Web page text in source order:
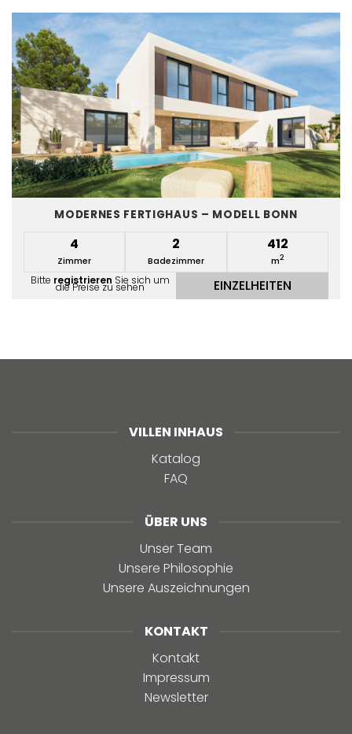
MODERNES FERTIGHAUS – MODELL BONN
4
Zimmer
2
Badezimmer
412
m2
Bitte registrieren Sie sich um
die Preise zu sehen EINZELHEITEN
VILLEN INHAUS
Katalog
FAQ
ÜBER UNS
Unser Team
Unsere Philosophie
Unsere Auszeichnungen
KONTAKT
Kontakt
Impressum
Newsletter